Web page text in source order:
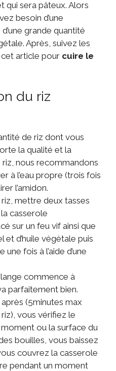
qui sera pâteux. Alors
besoin d’une
grande quantité
Après, suivez les
article pour cuire le
du riz
de riz dont vous
la qualité et la
nous recommandons
à l’eau propre (trois fois
l’amidon.
mettre deux tasses
casserole
sur un feu vif ainsi que
et d’huile végétale puis
fois à l’aide d’une
commence à
parfaitement bien.
(5minutes max
vous vérifiez le
moment ou la surface du
bouilles, vous baissez
couvrez la casserole
pendant un moment